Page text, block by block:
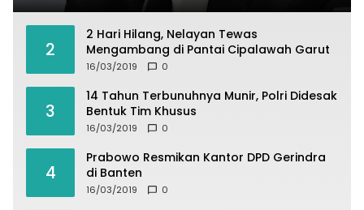
2
2 Hari Hilang, Nelayan Tewas
Mengambang di Pantai Cipalawah Garut
16/03/2019 0
3
14 Tahun Terbunuhnya Munir, Polri Didesak
Bentuk Tim Khusus
16/03/2019 0
4
Prabowo Resmikan Kantor DPD Gerindra
di Banten
16/03/2019 0